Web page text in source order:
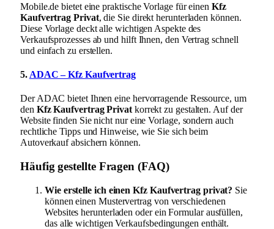
Mobile.de bietet eine praktische Vorlage für einen Kfz
Kaufvertrag Privat, die Sie direkt herunterladen können.
Diese Vorlage deckt alle wichtigen Aspekte des
Verkaufsprozesses ab und hilft Ihnen, den Vertrag schnell
und einfach zu erstellen.
5. ADAC – Kfz Kaufvertrag
Der ADAC bietet Ihnen eine hervorragende Ressource, um
den Kfz Kaufvertrag Privatkorrekt zu gestalten. Auf der
Website finden Sie nicht nur eine Vorlage, sondern auch
rechtliche Tipps und Hinweise, wie Sie sich beim
Autoverkauf absichern können.
Häufig gestellte Fragen (FAQ)
Wie erstelle ich einen Kfz Kaufvertrag privat? Sie
können einen Mustervertrag von verschiedenen
Websites herunterladen oder ein Formular ausfüllen,
das alle wichtigen Verkaufsbedingungen enthält.